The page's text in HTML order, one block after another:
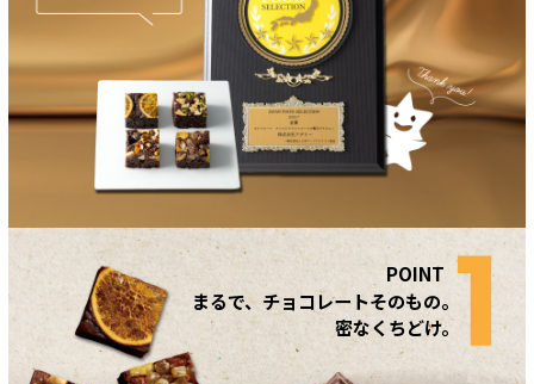
まるで、チョコレートそのもの。
密なくちどけ。